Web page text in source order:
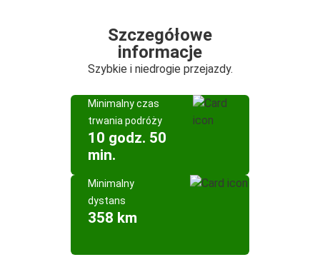
Szczegółowe
informacje
Szybkie i niedrogie przejazdy.
Minimalny czas
trwania podróży
10 godz. 50
min.
Minimalny
dystans
358 km